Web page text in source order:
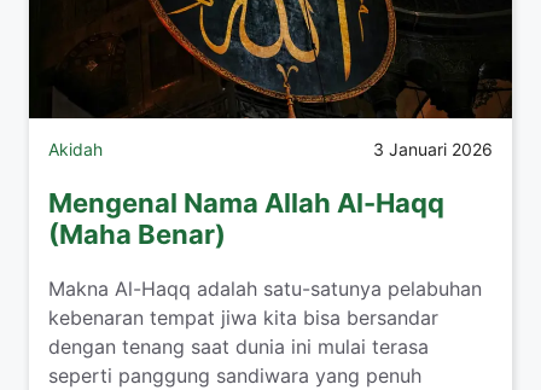
Akidah 3 Januari 2026
Mengenal Nama Allah Al-Haqq
(Maha Benar)
Makna Al-Haqq adalah satu-satunya pelabuhan
kebenaran tempat jiwa kita bisa bersandar
dengan tenang saat dunia ini mulai terasa
seperti panggung sandiwara yang penuh